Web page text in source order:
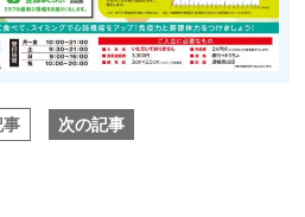
次の記事